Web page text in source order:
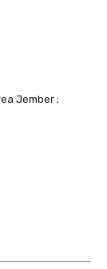
Jember ;